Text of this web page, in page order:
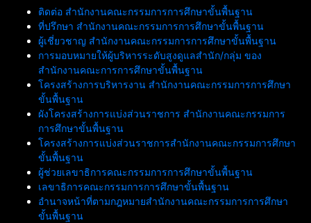
ติดต่อ สำนักงานคณะกรรมการการศึกษาขั้นพื้นฐาน
ที่ปรึกษา สำนักงานคณะกรรมการการศึกษาขั้นพื้นฐาน
ผู้เชี่ยวชาญ สำนักงานคณะกรรมการการศึกษาขั้นพื้นฐาน
การมอบหมายให้ผู้บริหารระดับสูงดูแลสำนัก/กลุ่ม ของ
สำนักงานคณะการการศึกษาขั้นพื้นฐาน
โครงสร้างการบริหารงาน สำนักงานคณะกรรมการการศึกษา
ขั้นพื้นฐาน
ผังโครงสร้างการแบ่งส่วนราชการ สำนักงานคณะกรรมการ
การศึกษาขั้นพื้นฐาน
โครงสร้างการแบ่งส่วนราชการสำนักงานคณะกรรมการศึกษา
ขั้นพื้นฐาน
ผู้ช่วยเลขาธิการคณะกรรมการการศึกษาขั้นพื้นฐาน
เลขาธิการคณะกรรมการการศึกษาขั้นพื้นฐาน
อำนาจหน้าที่ตามกฎหมายสำนักงานคณะกรรมการการศึกษา
ขั้นพื้นฐาน